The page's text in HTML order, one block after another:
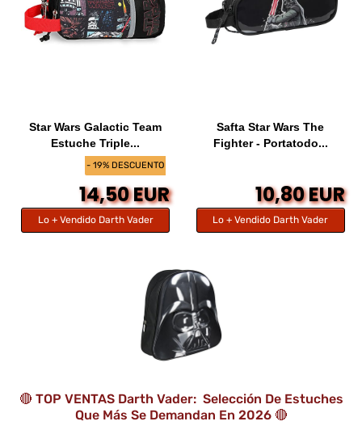
- 19% DESCUENTO
Star Wars Galactic Team
Estuche Triple...
14,50 EUR
Lo + Vendido Darth Vader
Safta Star Wars The
Fighter - Portatodo...
10,80 EUR
Lo + Vendido Darth Vader
🔴 TOP VENTAS Darth Vader: Selección De Estuches
Que Más Se Demandan En 2026 🔴